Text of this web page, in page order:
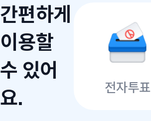
간편하게
이용할
수 있어
요.
전자투표